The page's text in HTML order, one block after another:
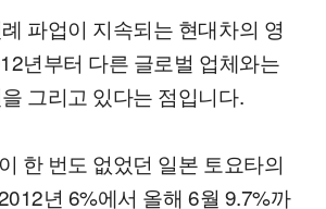
파업이 지속되는 현대차의 영
년부터 다른 글로벌 업체와는
그리고 있다는 점입니다.
한 번도 없었던 일본 토요타의
년 6%에서 올해 6월 9.7%까